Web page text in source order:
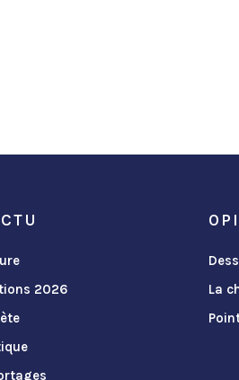
2026
La